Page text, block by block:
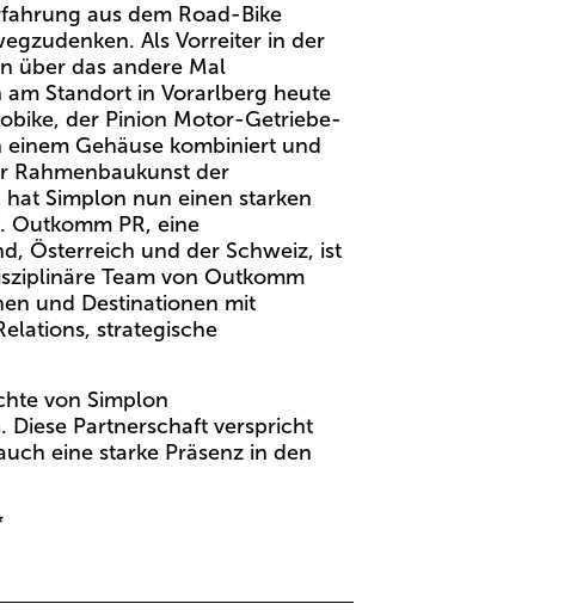
aus dem Road-Bike
Als Vorreiter in der
über das andere Mal
Standort in Vorarlberg heute
der Pinion Motor-Getriebe-
Gehäuse kombiniert und
Rahmenbaukunst der
Simplon nun einen starken
Outkomm PR, eine
Österreich und der Schweiz, ist
Team von Outkomm
und Destinationen mit
strategische
von Simplon
Diese Partnerschaft verspricht
eine starke Präsenz in den